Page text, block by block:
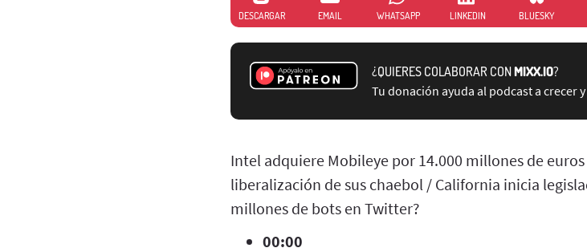
DESCARGAR EMAIL WHATSAPP LINKEDIN BLUESKY
¿QUIERES COLABORAR CONMIXX.IO?
Tu donación ayuda al podcast a crecer
Intel adquiere Mobileye por 14.000 millones de
liberalización de sus chaebol / California inicia
millones de bots en Twitter?
00:00